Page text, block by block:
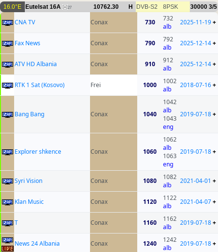
16.0°E Eutelsat 16A 27 10762.30 H DVB-S2 8PSK 30000 3/5
CNA TV Conax 730
732
alb
2025-11-19+
Fax News Conax 790
792
alb
2025-12-14+
ATV HD Albania Conax 910
912
alb
2025-12-14+
RTK 1 Sat (Kosovo) Frei 1000
1002
alb
2018-07-16+
Bang Bang Conax 1040
1042
alb
1043
eng
2019-07-18+
Explorer shkence Conax 1060
1062
alb
1063
eng
2019-07-18+
Syri Vision Conax 1080
1082
alb
2021-04-01 +
Klan Music Conax 1120
1122
alb
2021-04-07+
T Conax 1160
1162
alb
2019-07-18+
News 24 Albania Conax 1240
1242
alb
2019-07-18+